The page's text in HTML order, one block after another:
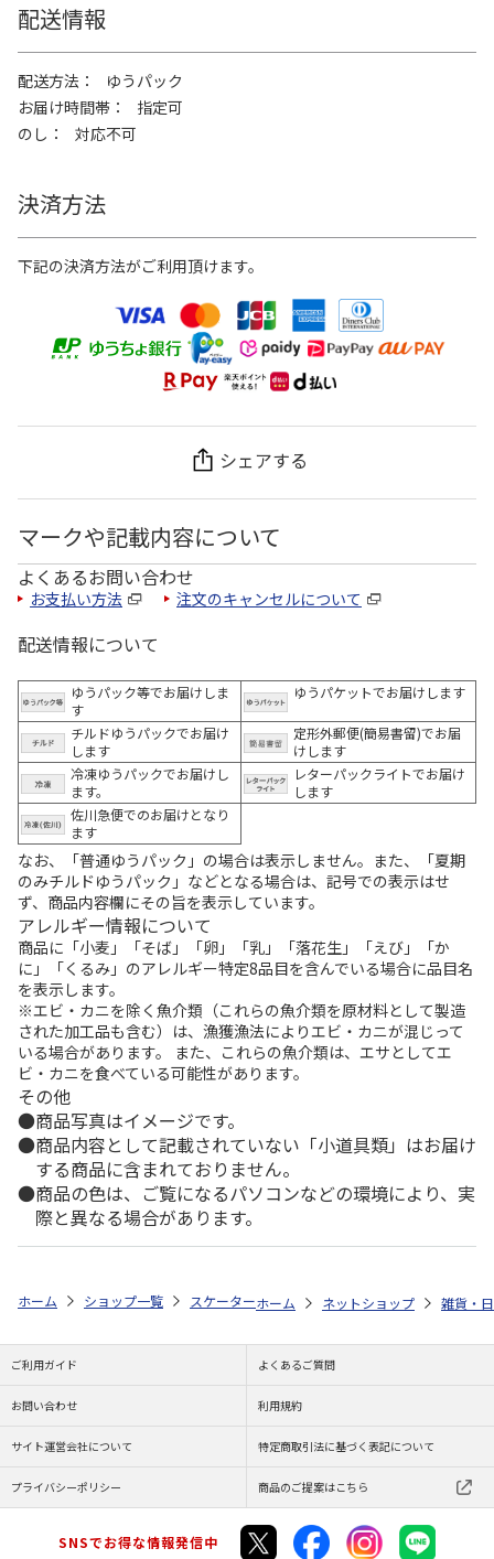
配送情報
配送方法
ゆうパック
お届け時間帯
指定可
のし
対応不可
決済方法
下記の決済方法がご利用頂けます。
シェアする
マークや記載内容について
よくあるお問い合わせ
お支払い方法 注文のキャンセルについて
配送情報について
ゆうパック等でお届けしま
す
ゆうパケットでお届けします
チルドゆうパックでお届け
します
定形外郵便(簡易書留)でお届
けします
冷凍ゆうパックでお届けし
ます。
レターパックライトでお届け
します
佐川急便でのお届けとなり
ます
なお、「普通ゆうパック」の場合は表示しません。また、「夏期
のみチルドゆうパック」などとなる場合は、記号での表示はせ
ず、商品内容欄にその旨を表示しています。
アレルギー情報について
商品に「小麦」「そば」「卵」「乳」「落花生」「えび」「か
に」「くるみ」のアレルギー特定8品目を含んでいる場合に品目名
を表示します。
※エビ・カニを除く魚介類（これらの魚介類を原材料として製造
された加工品も含む）は、漁獲漁法によりエビ・カニが混じって
いる場合があります。 また、これらの魚介類は、エサとしてエ
ビ・カニを食べている可能性があります。
その他
商品写真はイメージです。
商品内容として記載されていない「小道具類」はお届け
する商品に含まれておりません。
商品の色は、ご覧になるパソコンなどの環境により、実
際と異なる場合があります。
ホーム ショップ一覧 スケーター キルティング生地ランチバッグ ピ
ホーム ネットショップ 雑貨・
ご利用ガイド よくあるご質問
お問い合わせ 利用規約
サイト運営会社について 特定商取引法に基づく表記について
プライバシーポリシー 商品のご提案はこちら
SNSでお得な情報発信中